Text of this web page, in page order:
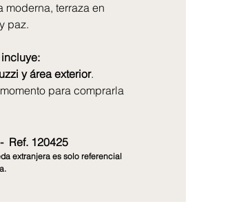
terraza en
paz.
y área exterior.
para comprarla
Ref. 120425
extranjera es solo referencial